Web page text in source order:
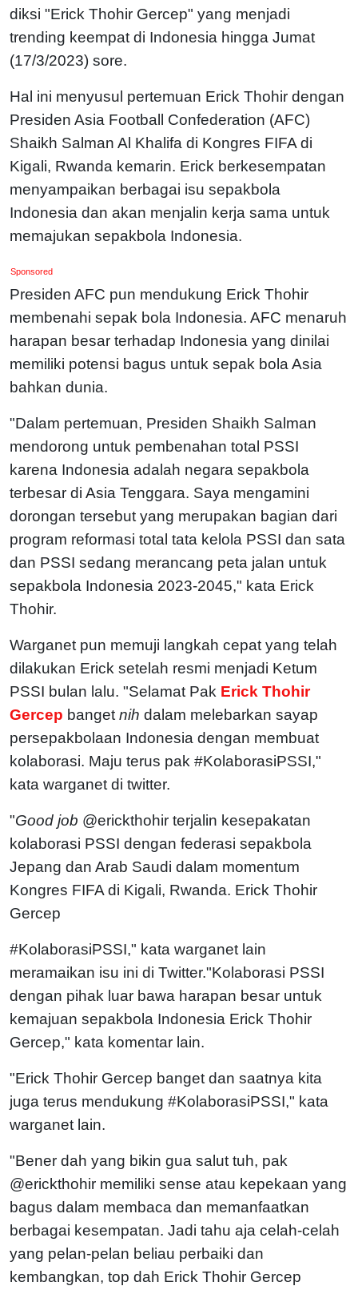
diksi "Erick Thohir Gercep" yang menjadi
trending keempat di Indonesia hingga Jumat
(17/3/2023) sore.
Hal ini menyusul pertemuan Erick Thohir dengan
Presiden Asia Football Confederation (AFC)
Shaikh Salman Al Khalifa di Kongres FIFA di
Kigali, Rwanda kemarin. Erick berkesempatan
menyampaikan berbagai isu sepakbola
Indonesia dan akan menjalin kerja sama untuk
memajukan sepakbola Indonesia.
Sponsored
Presiden AFC pun mendukung Erick Thohir
membenahi sepak bola Indonesia. AFC menaruh
harapan besar terhadap Indonesia yang dinilai
memiliki potensi bagus untuk sepak bola Asia
bahkan dunia.
"Dalam pertemuan, Presiden Shaikh Salman
mendorong untuk pembenahan total PSSI
karena Indonesia adalah negara sepakbola
terbesar di Asia Tenggara. Saya mengamini
dorongan tersebut yang merupakan bagian dari
program reformasi total tata kelola PSSI dan sata
dan PSSI sedang merancang peta jalan untuk
sepakbola Indonesia 2023-2045," kata Erick
Thohir.
Warganet pun memuji langkah cepat yang telah
dilakukan Erick setelah resmi menjadi Ketum
PSSI bulan lalu. "Selamat Pak Erick Thohir
Gercep banget nih dalam melebarkan sayap
persepakbolaan Indonesia dengan membuat
kolaborasi. Maju terus pak #KolaborasiPSSI,"
kata warganet di twitter.
"Good job @erickthohir terjalin kesepakatan
kolaborasi PSSI dengan federasi sepakbola
Jepang dan Arab Saudi dalam momentum
Kongres FIFA di Kigali, Rwanda. Erick Thohir
Gercep
#KolaborasiPSSI," kata warganet lain
meramaikan isu ini di Twitter."Kolaborasi PSSI
dengan pihak luar bawa harapan besar untuk
kemajuan sepakbola Indonesia Erick Thohir
Gercep," kata komentar lain.
"Erick Thohir Gercep banget dan saatnya kita
juga terus mendukung #KolaborasiPSSI," kata
warganet lain.
"Bener dah yang bikin gua salut tuh, pak
@erickthohir memiliki sense atau kepekaan yang
bagus dalam membaca dan memanfaatkan
berbagai kesempatan. Jadi tahu aja celah-celah
yang pelan-pelan beliau perbaiki dan
kembangkan, top dah Erick Thohir Gercep